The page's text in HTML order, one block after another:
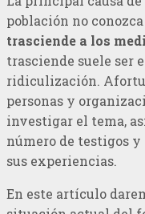
población no
trasciende a los
trasciende suele ser
ridiculización.
personas y
investigar el tema,
número de testigos
sus experiencias.
En este artículo